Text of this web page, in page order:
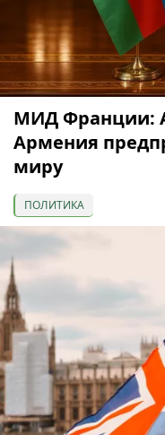
МИД Франции:
Армения
миру
ПОЛИТИКА